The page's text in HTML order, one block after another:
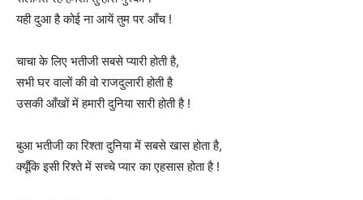
यही दुआ है कोई ना आयें तुम पर आँच !
चाचा के लिए भतीजी सबसे प्यारी होती है,
सभी घर वालों की वो राजदुलारी होती है
उसकी आँखों में हमारी दुनिया सारी होती है !
बुआ भतीजी का रिश्ता दुनिया में सबसे खास होता है,
क्यूँकि इसी रिश्ते में सच्चे प्यार का एहसास होता है !